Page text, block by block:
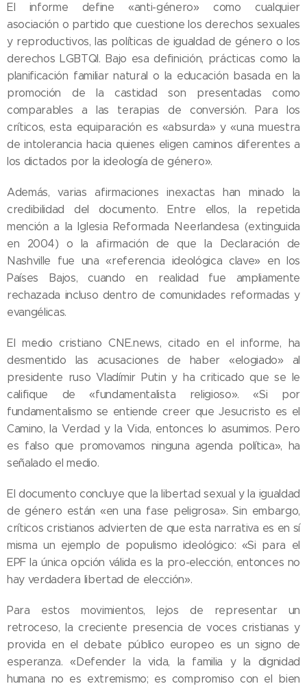
El informe define «anti-género» como cualquier
asociación o partido que cuestione los derechos sexuales
y reproductivos, las políticas de igualdad de género o los
derechos LGBTQI. Bajo esa definición, prácticas como la
planificación familiar natural o la educación basada en la
promoción de la castidad son presentadas como
comparables a las terapias de conversión. Para los
críticos, esta equiparación es «absurda» y «una muestra
de intolerancia hacia quienes eligen caminos diferentes a
los dictados por la ideología de género».
Además, varias afirmaciones inexactas han minado la
credibilidad del documento. Entre ellos, la repetida
mención a la Iglesia Reformada Neerlandesa (extinguida
en 2004) o la afirmación de que la Declaración de
Nashville fue una «referencia ideológica clave» en los
Países Bajos, cuando en realidad fue ampliamente
rechazada incluso dentro de comunidades reformadas y
evangélicas.
El medio cristiano CNE.news, citado en el informe, ha
desmentido las acusaciones de haber «elogiado» al
presidente ruso Vladímir Putin y ha criticado que se le
califique de «fundamentalista religioso». «Si por
fundamentalismo se entiende creer que Jesucristo es el
Camino, la Verdad y la Vida, entonces lo asumimos. Pero
es falso que promovamos ninguna agenda política», ha
señalado el medio.
El documento concluye que la libertad sexual y la igualdad
de género están «en una fase peligrosa». Sin embargo,
críticos cristianos advierten de que esta narrativa es en sí
misma un ejemplo de populismo ideológico: «Si para el
EPF la única opción válida es la pro-elección, entonces no
hay verdadera libertad de elección».
Para estos movimientos, lejos de representar un
retroceso, la creciente presencia de voces cristianas y
provida en el debate público europeo es un signo de
esperanza. «Defender la vida, la familia y la dignidad
humana no es extremismo; es compromiso con el bien